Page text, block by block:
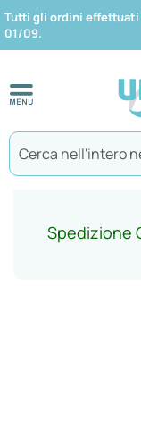
Tutti gli ordini effettuati
01/09.
Spedizione